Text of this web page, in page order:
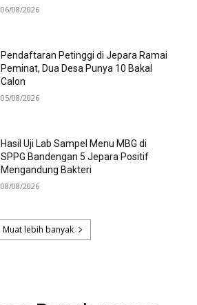
06/08/2026
Pendaftaran Petinggi di Jepara Ramai
Peminat, Dua Desa Punya 10 Bakal
Calon
05/08/2026
Hasil Uji Lab Sampel Menu MBG di
SPPG Bandengan 5 Jepara Positif
Mengandung Bakteri
08/08/2026
Muat lebih banyak